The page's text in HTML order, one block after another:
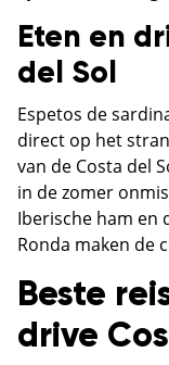
Eten en
del Sol
Espetos de
direct op het
van de Costa del
in de zomer
Iberische ham en
Ronda maken de
Beste
drive